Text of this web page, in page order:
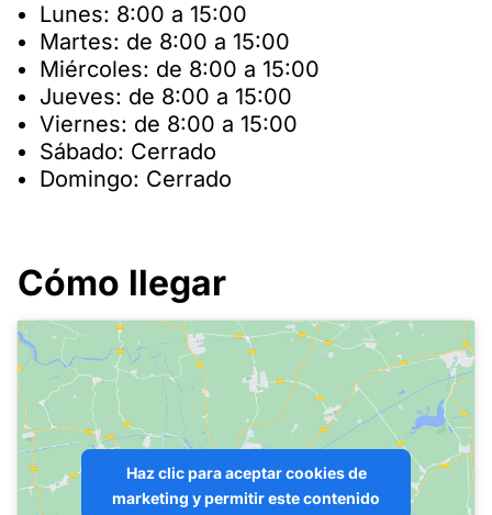
Lunes: 8:00 a 15:00
Martes: de 8:00 a 15:00
Miércoles: de 8:00 a 15:00
Jueves: de 8:00 a 15:00
Viernes: de 8:00 a 15:00
Sábado: Cerrado
Domingo: Cerrado
Cómo llegar
Haz clic para aceptar cookies de
marketing y permitir este contenido